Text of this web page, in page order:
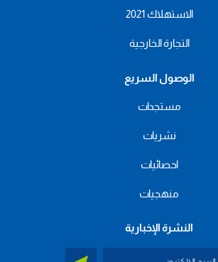
الاستهلاك 2021
التجارة الخارجية
الوصول السريع
مستجدات
نشريات
احصائيات
منهجيات
النشرة الإخبارية